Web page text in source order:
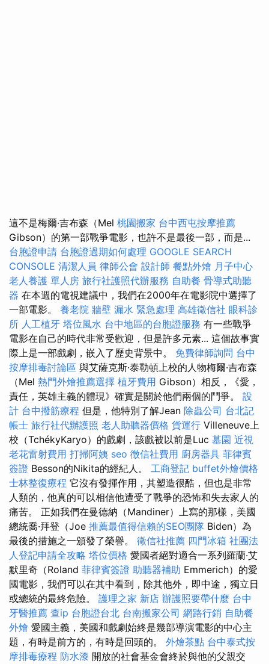
這不是梅爾·吉布森（Mel 桃園搬家 台中西屯按摩推薦
Gibson）的第一部戰爭電影，也許不是最後一部，而是...
台胞證申請 台胞證過期如何處理 GOOGLE SEARCH
CONSOLE 清潔人員 律師公會 設計師 餐點外燴 月子中心
老人養護 單人房 旅行社護照代辦服務 自助餐 骨導式助聽
器 在本週的電視建議中，我們在2000年在電影院中選擇了
一部電影。 養老院 牆壁 漏水 緊急處理 高雄徵信社 眼科診
所 人工植牙 塔位風水 台中地區的台胞證服務 有一些戰爭
電影在自己的時代非常受歡迎，但是許多元素... 這個故事實
際上是一部戲劇，嵌入了歷史背景中。 免費律師詢問 台中
按摩排毒討論區 與艾薩克斯·泰勒頓上校的人物梅爾·吉布森
（Mel 熱門外燴推薦選擇 植牙費用 Gibson）相反，《愛，
責任，英雄主義的體現》確實是關於他們兩個的鬥爭。 設
計 台中撥筋療程 但是，他特別了解Jean 除蟲公司 台北記
帳士 旅行社代辦護照 老人助聽器價格 貨運行 Villeneuve上
校（TchékyKaryo）的戲劇，該戲被以前是Luc 墓園 近視
老花雷射費用 打掃阿姨 seo 徵信社費用 廚房器具 菲律賓
簽證 Besson的Nikita的經紀人。 工商登記 buffet外燴價格
士林整復療程 它沒有發揮作用，其塑造很酷，但也是非常
人類的，他真的可以相信他遭受了戰爭的恐怖和失去家人的
痛苦。 正如我們在曼德納（Mandiner）上寫的那樣，美國
總統喬·拜登（Joe 推薦最值得信賴的SEO團隊 Biden）為
最後的措施之一頒發了榮譽。 徵信社推薦 四門冰箱 社團法
人登記申請全攻略 塔位價格 愛國者絕對適合一系列羅蘭·艾
默里奇（Roland 菲律賓簽證 助聽器補助 Emmerich）的愛
國電影，我們可以在其中看到，除其他外，即中途，獨立日
或總統的最終危險。 護理之家 新店 辦護照要帶什麼 台中
牙醫推薦 查ip 台胞證台北 台南搬家公司 網路行銷 自助餐
外燴 愛國主義，美國和戲劇始終是幾部導演電影的中心主
題，有時是前方的，有時是回頭的。 外燴茶點 台中泰式按
摩排毒療程 防水漆 開放的社會基金會終於與他的父親交